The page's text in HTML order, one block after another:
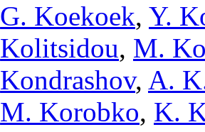
G. Koekoek, Y.
Kolitsidou, M.
Kondrashov, A.
M. Korobko, K.